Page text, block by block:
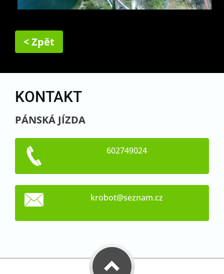
< Zpět
KONTAKT
PÁNSKÁ JÍZDA
602749024
krobot@seznam.cz